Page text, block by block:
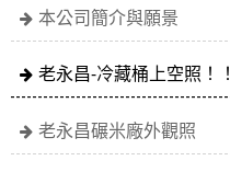
本公司簡介與願景
老永昌-冷藏桶上空照！！
老永昌碾米廠外觀照